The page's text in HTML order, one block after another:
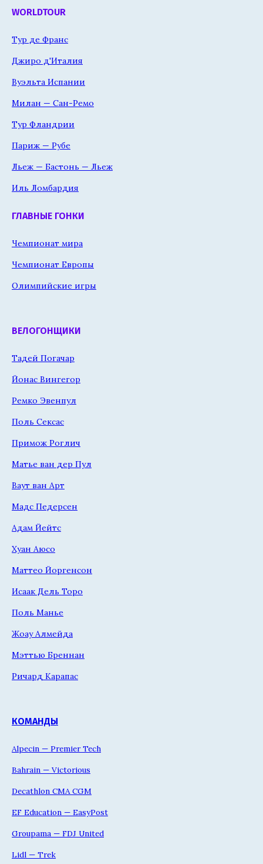
WORLDTOUR
Тур де Франс
Джиро д'Италия
Вуэльта Испании
Милан — Сан-Ремо
Тур Фландрии
Париж — Рубе
Льеж — Бастонь — Льеж
Иль Ломбардия
ГЛАВНЫЕ ГОНКИ
Чемпионат мира
Чемпионат Европы
Олимпийские игры
ВЕЛОГОНЩИКИ
Тадей Погачар
Йонас Вингегор
Ремко Эвенпул
Поль Сексас
Примож Роглич
Матье ван дер Пул
Ваут ван Арт
Мадс Педерсен
Адам Йейтс
Хуан Аюсо
Маттео Йоргенсон
Исаак Дель Торо
Поль Манье
Жоау Алмейда
Мэттью Бреннан
Ричард Карапас
КОМАНДЫ
Alpecin — Premier Tech
Bahrain — Victorious
Decathlon CMA CGM
EF Education — EasyPost
Groupama — FDJ United
Lidl — Trek